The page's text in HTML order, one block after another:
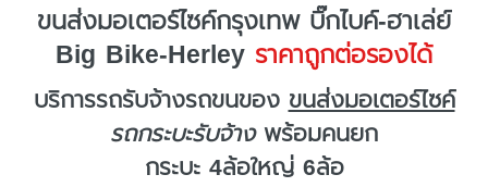
ขนส่งมอเตอร์ไซค์กรุงเทพ บิ๊กไบค์-ฮาเล่ย์
Big Bike-Herley ราคาถูกต่อรองได้
บริการรถรับจ้างรถขนของ ขนส่งมอเตอร์ไซค์
รถกระบะรับจ้างพร้อมคนยก
กระบะ 4ล้อใหญ่ 6ล้อ